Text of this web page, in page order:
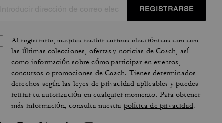
REGISTRARSE
Al registrarte, aceptas recibir correos electrónicos con con
las últimas colecciones, ofertas y noticias de Coach, así
como información sobre cómo participar en eventos,
concursos o promociones de Coach. Tienes determinados
derechos según las leyes de privacidad aplicables y puedes
retirar tu autorización en cualquier momento. Para obtener
más información, consulta nuestra política de privacidad.